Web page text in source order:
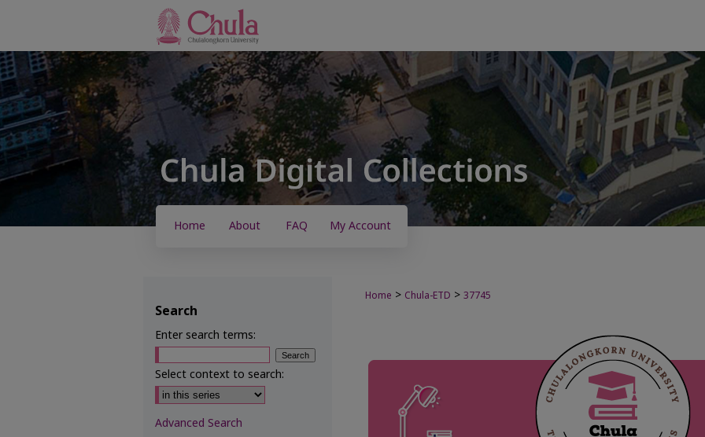
Home About FAQ My Account
Home > Chula-ETD > 37745
Search
Enter search terms:
Select context to search:
Advanced Search